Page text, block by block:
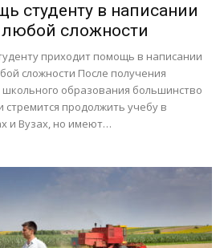
студенту в написании
любой сложности
приходит помощь в написании
сложности После получения
школьного образования большинство
стремится продолжить учебу в
и Вузах, но имеют…